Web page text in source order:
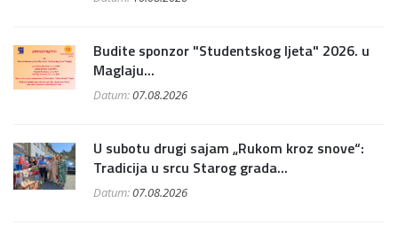
Budite sponzor "Studentskog ljeta" 2026. u
Maglaju...
Datum:07.08.2026
U subotu drugi sajam „Rukom kroz snove“:
Tradicija u srcu Starog grada...
Datum:07.08.2026